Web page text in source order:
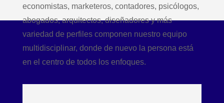
economistas, marketeros, contadores, psicólogos,
abogados, arquitectos, diseñadores y más
variedad de perfiles componen nuestro equipo
multidisciplinar, donde de nuevo la persona está
en el centro de todos los enfoques.